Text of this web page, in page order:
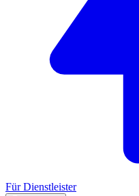
Für Dienstleister